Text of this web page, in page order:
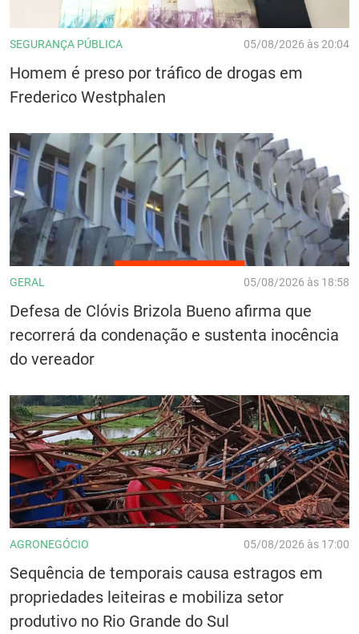
SEGURANÇA PÚBLICA 05/08/2026 às 20:04
Homem é preso por tráfico de drogas em
Frederico Westphalen
GERAL 05/08/2026 às 18:58
Defesa de Clóvis Brizola Bueno afirma que
recorrerá da condenação e sustenta inocência
do vereador
AGRONEGÓCIO 05/08/2026 às 17:00
Sequência de temporais causa estragos em
propriedades leiteiras e mobiliza setor
produtivo no Rio Grande do Sul